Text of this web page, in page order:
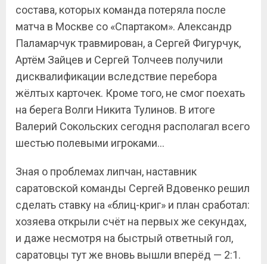
состава, которых команда потеряла после
матча в Москве со «Спартаком». Александр
Паламарчук травмирован, а Сергей Фигурчук,
Артём Зайцев и Сергей Толчеев получили
дисквалификации вследствие перебора
жёлтых карточек. Кроме того, не смог поехать
на берега Волги Никита Тулинов. В итоге
Валерий Сокольских сегодня располагал всего
шестью полевыми игроками…
Зная о проблемах липчан, наставник
саратовской команды Сергей Вдовенко решил
сделать ставку на «блиц-криг» и план сработал:
хозяева открыли счёт на первых же секундах,
и даже несмотря на быстрый ответный гол,
саратовцы тут же вновь вышли вперёд — 2:1.